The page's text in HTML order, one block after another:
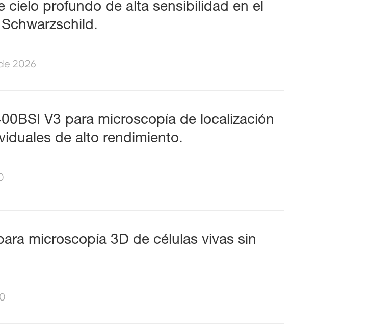
cielo profundo de alta sensibilidad en el
2026
V3 para microscopía de localización
de alto rendimiento.
microscopía 3D de células vivas sin